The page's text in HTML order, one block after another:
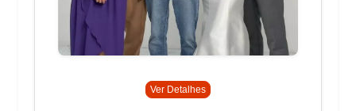
Ver Detalhes